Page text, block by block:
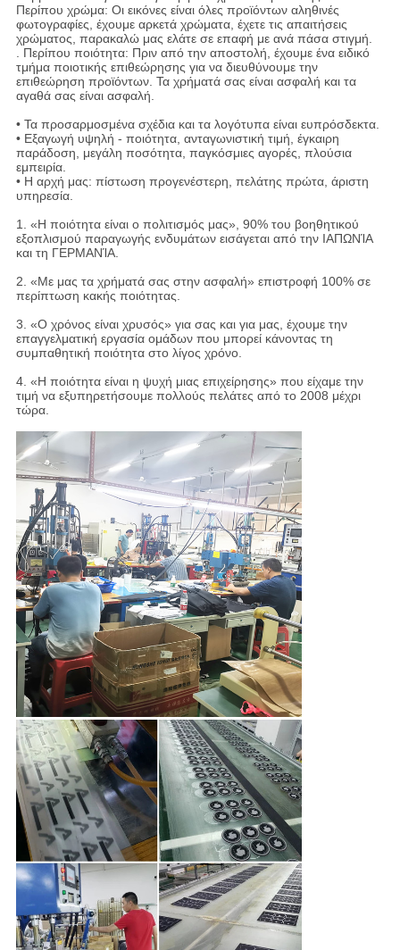
Περίπου χρώμα: Οι εικόνες είναι όλες προϊόντων αληθινές
φωτογραφίες, έχουμε αρκετά χρώματα, έχετε τις απαιτήσεις
χρώματος, παρακαλώ μας ελάτε σε επαφή με ανά πάσα στιγμή.
. Περίπου ποιότητα: Πριν από την αποστολή, έχουμε ένα ειδικό
τμήμα ποιοτικής επιθεώρησης για να διευθύνουμε την
επιθεώρηση προϊόντων. Τα χρήματά σας είναι ασφαλή και τα
αγαθά σας είναι ασφαλή.
• Τα προσαρμοσμένα σχέδια και τα λογότυπα είναι ευπρόσδεκτα.
• Εξαγωγή υψηλή - ποιότητα, ανταγωνιστική τιμή, έγκαιρη
παράδοση, μεγάλη ποσότητα, παγκόσμιες αγορές, πλούσια
εμπειρία.
• Η αρχή μας: πίστωση προγενέστερη, πελάτης πρώτα, άριστη
υπηρεσία.
1. «Η ποιότητα είναι ο πολιτισμός μας», 90% του βοηθητικού
εξοπλισμού παραγωγής ενδυμάτων εισάγεται από την ΙΑΠΩΝΊΑ
και τη ΓΕΡΜΑΝΊΑ.
2. «Με μας τα χρήματά σας στην ασφαλή» επιστροφή 100% σε
περίπτωση κακής ποιότητας.
3. «Ο χρόνος είναι χρυσός» για σας και για μας, έχουμε την
επαγγελματική εργασία ομάδων που μπορεί κάνοντας τη
συμπαθητική ποιότητα στο λίγος χρόνο.
4. «Η ποιότητα είναι η ψυχή μιας επιχείρησης» που είχαμε την
τιμή να εξυπηρετήσουμε πολλούς πελάτες από το 2008 μέχρι
τώρα.